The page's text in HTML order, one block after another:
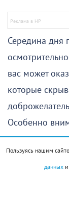
Середина дня
вас может
которые
Особенно
чистую воду
способ
другое
Пользуясь нашим
данныхи